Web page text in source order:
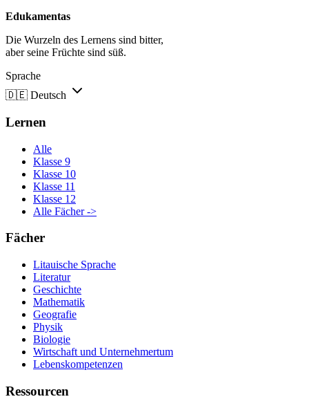
Edukamentas
Die Wurzeln des Lernens sind bitter,
aber seine Früchte sind süß.
Sprache
🇩🇪 Deutsch
Lernen
Alle
Klasse 9
Klasse 10
Klasse 11
Klasse 12
Alle Fächer ->
Fächer
Litauische Sprache
Literatur
Geschichte
Mathematik
Geografie
Physik
Biologie
Wirtschaft und Unternehmertum
Lebenskompetenzen
Ressourcen